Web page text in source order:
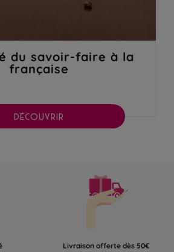
du savoir-faire à la
française
DÉCOUVRIR
Livraison offerte dès 50€